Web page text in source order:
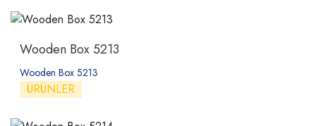
Wooden Box 5213
Wooden Box 5213
ÜRÜNLER